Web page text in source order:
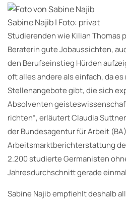
Sabine Najib | Foto: privat
Studierenden wie Kilian Thomas
Beraterin gute Jobaussichten,
den Berufseinstieg Hürden
oft alles andere als einfach, da
Stellenangebote gibt, die sich
Absolventen
richten“, erläutert Claudia
der Bundesagentur für Arbeit
Arbeitsmarktberichterstattung
2.200 studierte Germanisten
Jahresdurchschnitt gerade
Sabine Najib empfiehlt deshalb